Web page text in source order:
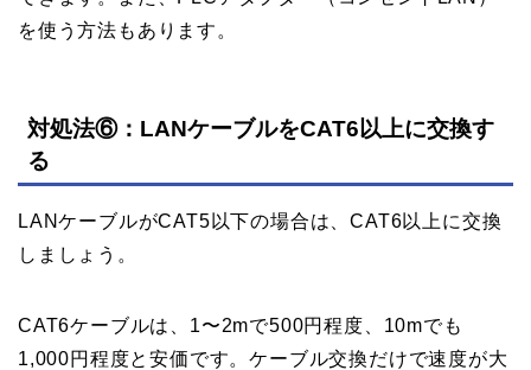
を使う方法もあります。
対処法⑥：LANケーブルをCAT6以上に交換す
る
LANケーブルがCAT5以下の場合は、CAT6以上に交換
しましょう。
CAT6ケーブルは、1〜2mで500円程度、10mでも
1,000円程度と安価です。ケーブル交換だけで速度が大